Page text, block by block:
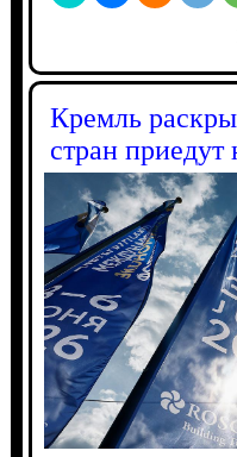
Кремль
стран